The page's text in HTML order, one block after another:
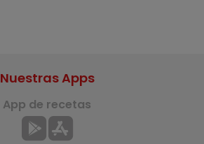
Nuestras Apps
App de recetas